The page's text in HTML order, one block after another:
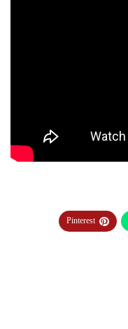
Pinterest